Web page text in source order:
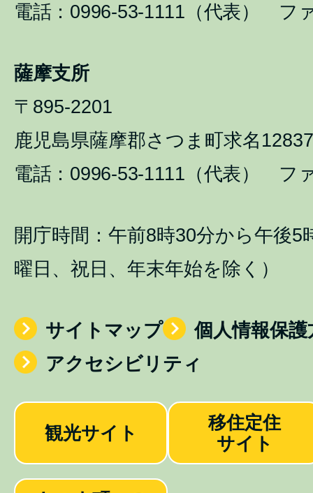
電話：0996-53-1111（代表） フ
薩摩支所
〒895-2201
鹿児島県薩摩郡さつま町求名
電話：0996-53-1111（代表） フ
開庁時間：午前8時30分から午後5
曜日、祝日、年末年始を除く）
サイトマップ
個人情報保護
アクセシビリティ
観光サイト
移住定住
サイト